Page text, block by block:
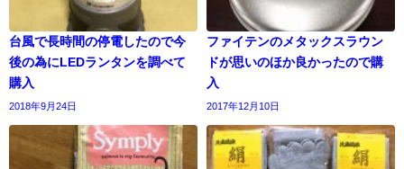
台風で長時間の停電したので今
後の為にLEDランタンを調べて
購入
2018年9月24日
ファイテンのメタックスラウン
ドが思いのほか良かったので購
入
2017年12月10日